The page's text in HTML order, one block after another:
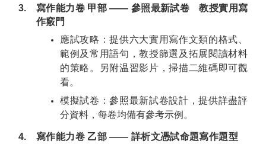
3.
寫作能力卷 甲部 —— 參照最新試卷 教授實用寫
作竅門
應試攻略：提供六大實用寫作文類的格式、
範例及常用語句，教授篩選及拓展閱讀材料
的策略。另附温習影片，掃描二維碼即可觀
看。
模擬試卷：參照最新試卷設計，提供詳盡評
分資料，每卷均備有參考示例。
4.
寫作能力卷 乙部 —— 詳析文憑試命題寫作題型